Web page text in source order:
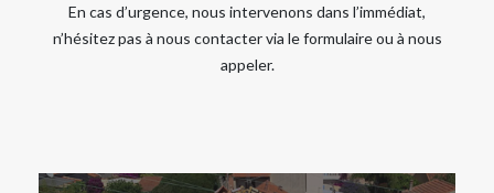
En cas d’urgence, nous intervenons dans l’immédiat,
n’hésitez pas à nous contacter via le formulaire ou à nous
appeler.